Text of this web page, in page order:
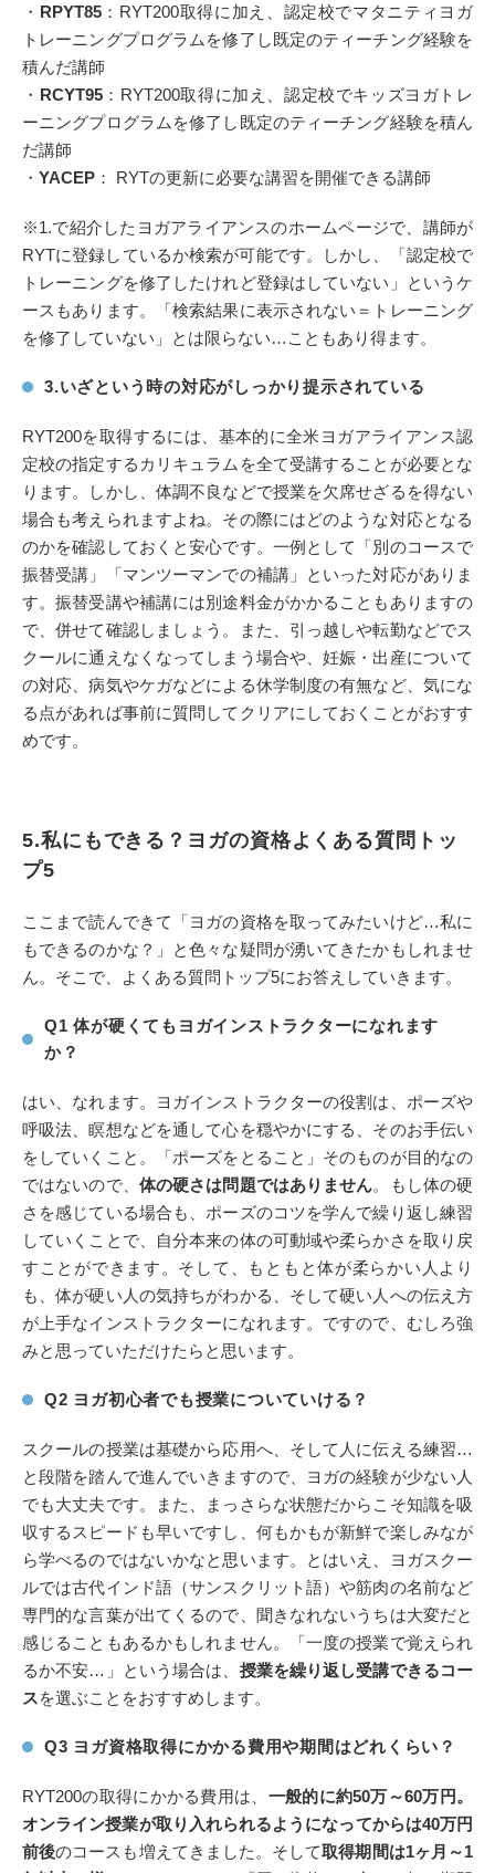
・ RPYT85：RYT200取得に加え、認定校でマタニティヨガ
トレーニングプログラムを修了し既定のティーチング経験を
積んだ講師
・ RCYT95：RYT200取得に加え、認定校でキッズヨガトレ
ーニングプログラムを修了し既定のティーチング経験を積ん
だ講師
・ YACEP ： RYTの更新に必要な講習を開催できる講師
※1.で紹介したヨガアライアンスのホームページで、講師が
RYTに登録しているか検索が可能です。しかし、「認定校で
トレーニングを修了したけれど登録はしていない」というケ
ースもあります。「検索結果に表示されない＝トレーニング
を修了していない」とは限らない…こともあり得ます。
3.いざという時の対応がしっかり提示されている
RYT200を取得するには、基本的に全米ヨガアライアンス認
定校の指定するカリキュラムを全て受講することが必要とな
ります。しかし、体調不良などで授業を欠席せざるを得ない
場合も考えられますよね。その際にはどのような対応となる
のかを確認しておくと安心です。一例として「別のコースで
振替受講」「マンツーマンでの補講」といった対応がありま
す。振替受講や補講には別途料金がかかることもありますの
で、併せて確認しましょう。また、引っ越しや転勤などでス
クールに通えなくなってしまう場合や、妊娠・出産について
の対応、病気やケガなどによる休学制度の有無など、気にな
る点があれば事前に質問してクリアにしておくことがおすす
めです。
5.私にもできる？ヨガの資格よくある質問トッ
プ5
ここまで読んできて「ヨガの資格を取ってみたいけど…私に
もできるのかな？」と色々な疑問が湧いてきたかもしれませ
ん。そこで、よくある質問トップ5にお答えしていきます。
Q1 体が硬くてもヨガインストラクターになれます
か？
はい、なれます。ヨガインストラクターの役割は、ポーズや
呼吸法、瞑想などを通して心を穏やかにする、そのお手伝い
をしていくこと。「ポーズをとること」そのものが目的なの
ではないので、 体の硬さは問題ではありません。もし体の硬
さを感じている場合も、ポーズのコツを学んで繰り返し練習
していくことで、自分本来の体の可動域や柔らかさを取り戻
すことができます。そして、もともと体が柔らかい人より
も、体が硬い人の気持ちがわかる、そして硬い人への伝え方
が上手なインストラクターになれます。ですので、むしろ強
みと思っていただけたらと思います。
Q2 ヨガ初心者でも授業についていける？
スクールの授業は基礎から応用へ、そして人に伝える練習…
と段階を踏んで進んでいきますので、ヨガの経験が少ない人
でも大丈夫です。また、まっさらな状態だからこそ知識を吸
収するスピードも早いですし、何もかもが新鮮で楽しみなが
ら学べるのではないかなと思います。とはいえ、ヨガスクー
ルでは古代インド語（サンスクリット語）や筋肉の名前など
専門的な言葉が出てくるので、聞きなれないうちは大変だと
感じることもあるかもしれません。「一度の授業で覚えられ
るか不安…」という場合は、 授業を繰り返し受講できるコー
スを選ぶことをおすすめします。
Q3 ヨガ資格取得にかかる費用や期間はどれくらい？
RYT200の取得にかかる費用は、 一般的に約50万～60万円。
オンライン授業が取り入れられるようになってからは40万円
前後のコースも増えてきました。そして取得期間は1ヶ月～1